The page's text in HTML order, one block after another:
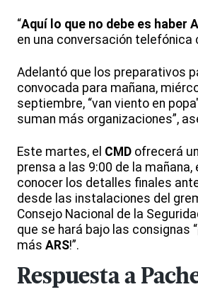
“Aquí lo que no debe es haber
en una conversación telefónica
Adelantó que los preparativos
convocada para mañana,
septiembre, “van viento en
suman más organizaciones”,
Este martes, el CMD ofrecerá
prensa a las 9:00 de la mañana,
conocer los detalles finales
desde las instalaciones del
Consejo Nacional de la
que se hará bajo las consignas
más ARS!”.
Respuesta a